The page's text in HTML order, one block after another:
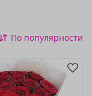
По популярности